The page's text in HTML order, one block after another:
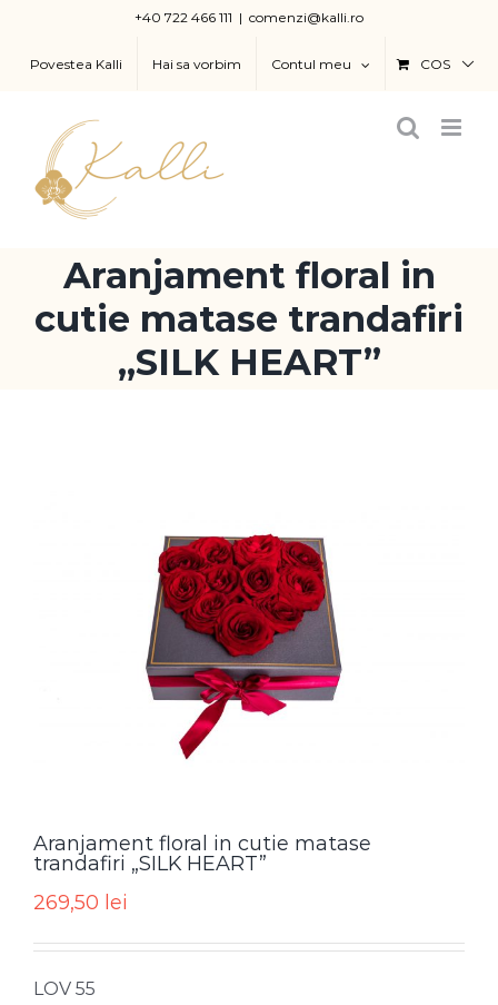
content
+40 722 466 111 | comenzi@kalli.ro
Povestea Kalli Hai sa vorbim Contul meu COS
Aranjament floral in
cutie matase trandafiri
„SILK HEART”
Aranjament floral in cutie matase
trandafiri „SILK HEART”
269,50 lei
LOV 55